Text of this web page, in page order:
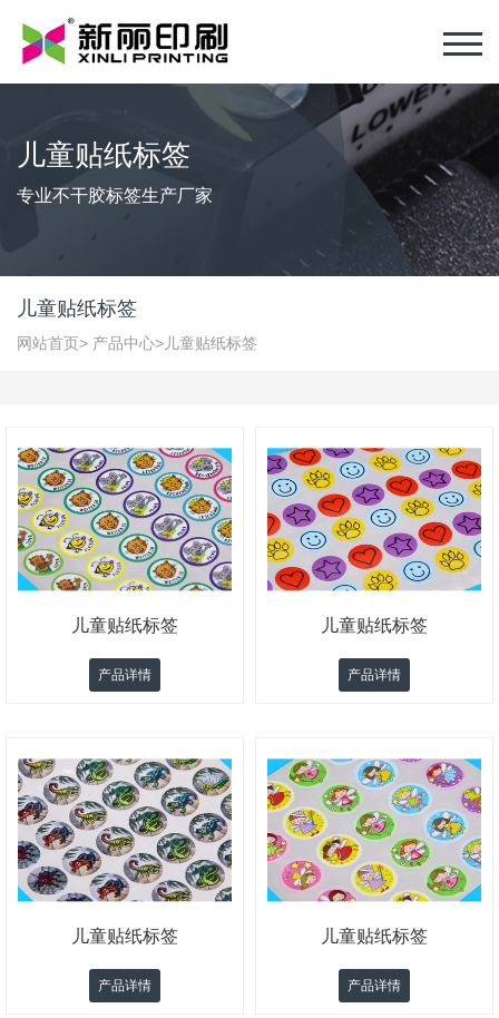
儿童贴纸标签
专业不干胶标签生产厂家
儿童贴纸标签
网站首页> 产品中心>儿童贴纸标签
儿童贴纸标签
产品详情
儿童贴纸标签
产品详情
儿童贴纸标签
产品详情
儿童贴纸标签
产品详情